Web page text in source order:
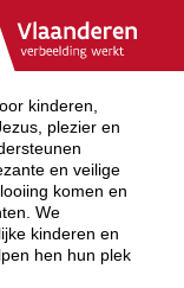
kinderen,
plezier en
en veilige
komen en
We
kinderen en
hen hun plek